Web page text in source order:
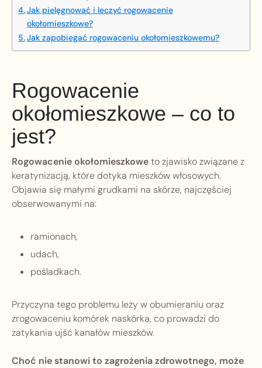
Jak pielęgnować i leczyć rogowacenie
okołomieszkowe?
Jak zapobiegać rogowaceniu okołomieszkowemu?
Rogowacenie
okołomieszkowe – co to
jest?
Rogowacenie okołomieszkoweto zjawisko związane z
keratynizacją, które dotyka mieszków włosowych.
Objawia się małymi grudkami na skórze, najczęściej
obserwowanymi na:
ramionach,
udach,
pośladkach.
Przyczyna tego problemu leży w obumieraniu oraz
zrogowaceniu komórek naskórka, co prowadzi do
zatykania ujść kanałów mieszków.
Choć nie stanowi to zagrożenia zdrowotnego, może